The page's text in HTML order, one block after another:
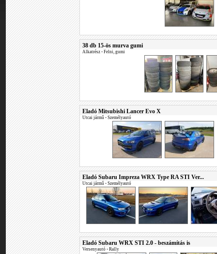
38 db 15-ös murva gumi
Alkatrész • Felni, gumi
Eladó Mitsubishi Lancer Evo X
Utcai jármű • Személyautó
Eladó Subaru Impreza WRX Type RA STI Ver...
Utcai jármű • Személyautó
Eladó Subaru WRX STI 2.0 - beszámítás is
Versenyautó • Rally